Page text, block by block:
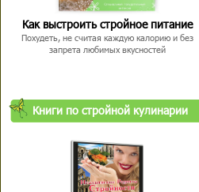
Как выстроить стройное питание
Похудеть, не считая каждую калорию и без
запрета любимых вкусностей
Книги по стройной кулинарии